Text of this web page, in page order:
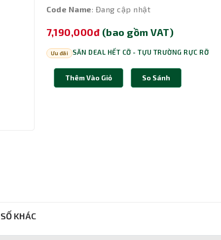
Code Name: Đang cập nhật
7,190,000đ (bao gồm VAT)
Ưu đãi SĂN DEAL HẾT CỠ - TỰU TRƯỜNG RỰC RỠ
Thêm Vào Giỏ So Sánh
KHÁC